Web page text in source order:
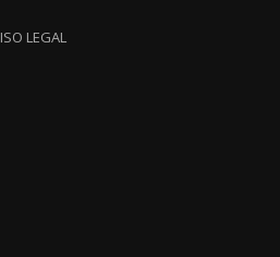
LEGAL